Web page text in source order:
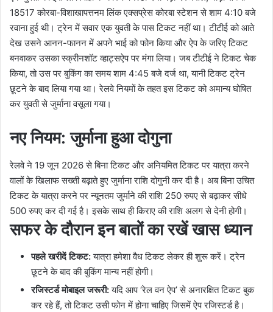
18517 कोरबा-विशाखापत्तनम लिंक एक्सप्रेस कोरबा स्टेशन से शाम 4:10 बजे
रवाना हुई थी। ट्रेन में सवार एक युवती के पास टिकट नहीं था। टीटीई को आते
देख उसने आनन-फानन में अपने भाई को फोन किया और ऐप के जरिए टिकट
बनवाकर उसका स्क्रीनशॉट व्हाट्सऐप पर मंगा लिया। जब टीटीई ने टिकट चेक
किया, तो उस पर बुकिंग का समय शाम 4:45 बजे दर्ज था, यानी टिकट ट्रेन
छूटने के बाद लिया गया था। रेलवे नियमों के तहत इस टिकट को अमान्य घोषित
कर युवती से जुर्माना वसूला गया।
नए नियम: जुर्माना हुआ दोगुना
रेलवे ने 19 जून 2026 से बिना टिकट और अनियमित टिकट पर यात्रा करने
वालों के खिलाफ सख्ती बढ़ाते हुए जुर्माना राशि दोगुनी कर दी है। अब बिना उचित
टिकट के यात्रा करने पर न्यूनतम जुर्माने की राशि 250 रुपए से बढ़ाकर सीधे
500 रुपए कर दी गई है। इसके साथ ही किराए की राशि अलग से देनी होगी।
सफर के दौरान इन बातों का रखें खास ध्यान
पहले खरीदें टिकट:यात्रा हमेशा वैध टिकट लेकर ही शुरू करें। ट्रेन
छूटने के बाद की बुकिंग मान्य नहीं होगी।
रजिस्टर्ड मोबाइल जरूरी:यदि आप ‘रेल वन ऐप’ से अनारक्षित टिकट बुक
कर रहे हैं, तो टिकट उसी फोन में होना चाहिए जिसमें ऐप रजिस्टर्ड है।